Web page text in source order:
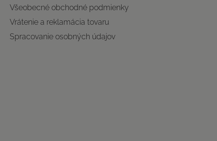
Všeobecné obchodné podmienky
Vrátenie a reklamácia tovaru
Spracovanie osobných údajov